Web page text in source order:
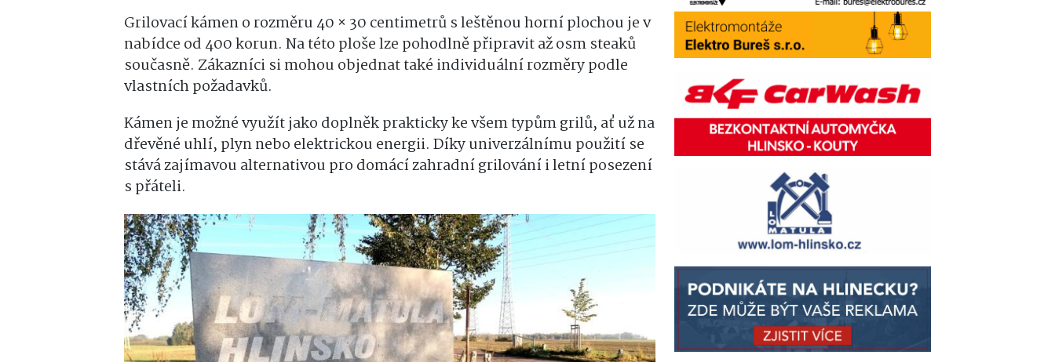
Grilovací kámen o rozměru 40 × 30 centimetrů s leštěnou horní plochou je v
nabídce od 400 korun. Na této ploše lze pohodlně připravit až osm steaků
současně. Zákazníci si mohou objednat také individuální rozměry podle
vlastních požadavků.
Kámen je možné využít jako doplněk prakticky ke všem typům grilů, ať už na
dřevěné uhlí, plyn nebo elektrickou energii. Díky univerzálnímu použití se
stává zajímavou alternativou pro domácí zahradní grilování i letní posezení
s přáteli.